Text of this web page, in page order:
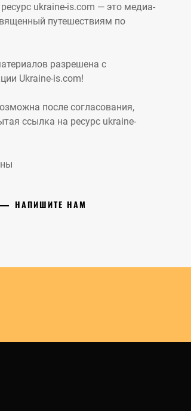
ukraine-is.com — это медиа-
путешествиям по
разрешена с
Ukraine-is.com!
после согласования,
ссылка на ресурс ukraine-
НАПИШИТЕ НАМ